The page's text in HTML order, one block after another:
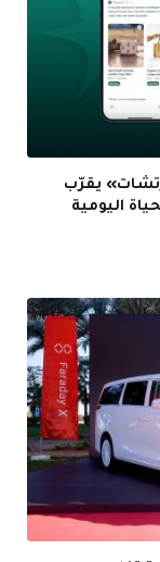
يقرّب
اليومية